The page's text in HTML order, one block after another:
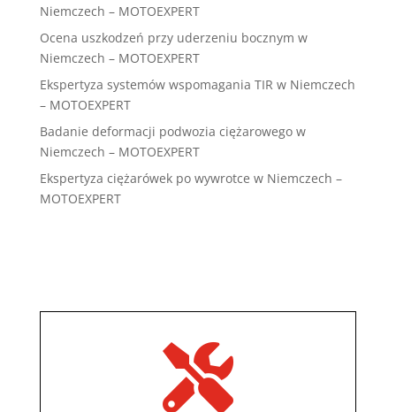
Niemczech – MOTOEXPERT
Ocena uszkodzeń przy uderzeniu bocznym w
Niemczech – MOTOEXPERT
Ekspertyza systemów wspomagania TIR w Niemczech
– MOTOEXPERT
Badanie deformacji podwozia ciężarowego w
Niemczech – MOTOEXPERT
Ekspertyza ciężarówek po wywrotce w Niemczech –
MOTOEXPERT
